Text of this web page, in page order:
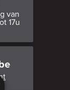
van
17u